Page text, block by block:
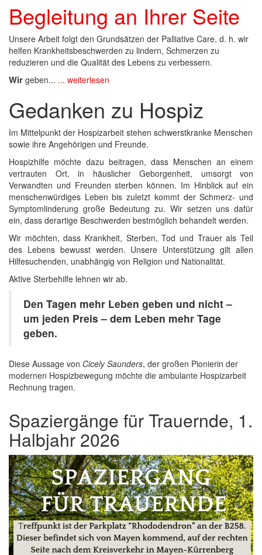
Begleitung an Ihrer Seite
Unsere Arbeit folgt den Grundsätzen der Palliative Care, d. h. wir
helfen Krankheitsbeschwerden zu lindern, Schmerzen zu
reduzieren und die Qualität des Lebens zu verbessern.
Wir geben... ... weiterlesen
Gedanken zu Hospiz
Im Mittelpunkt der Hospizarbeit stehen schwerstkranke Menschen
sowie ihre Angehörigen und Freunde.
Hospizhilfe möchte dazu beitragen, dass Menschen an einem
vertrauten Ort, in häuslicher Geborgenheit, umsorgt von
Verwandten und Freunden sterben können. Im Hinblick auf ein
menschenwürdiges Leben bis zuletzt kommt der Schmerz- und
Symptomlinderung große Bedeutung zu. Wir setzen uns dafür
ein, dass derartige Beschwerden bestmöglich behandelt werden.
Wir möchten, dass Krankheit, Sterben, Tod und Trauer als Teil
des Lebens bewusst werden. Unsere Unterstützung gilt allen
Hilfesuchenden, unabhängig von Religion und Nationalität.
Aktive Sterbehilfe lehnen wir ab.
Den Tagen mehr Leben geben und nicht –
um jeden Preis – dem Leben mehr Tage
geben.
Diese Aussage von Cicely Saunders, der großen Pionierin der
modernen Hospizbewegung möchte die ambulante Hospizarbeit
Rechnung tragen.
Spaziergänge für Trauernde, 1.
Halbjahr 2026